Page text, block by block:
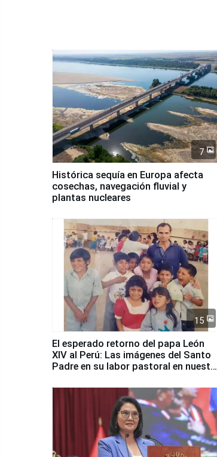
7
Histórica sequía en Europa afecta
cosechas, navegación fluvial y
plantas nucleares
15
El esperado retorno del papa León
XIV al Perú: Las imágenes del Santo
Padre en su labor pastoral en nuestro